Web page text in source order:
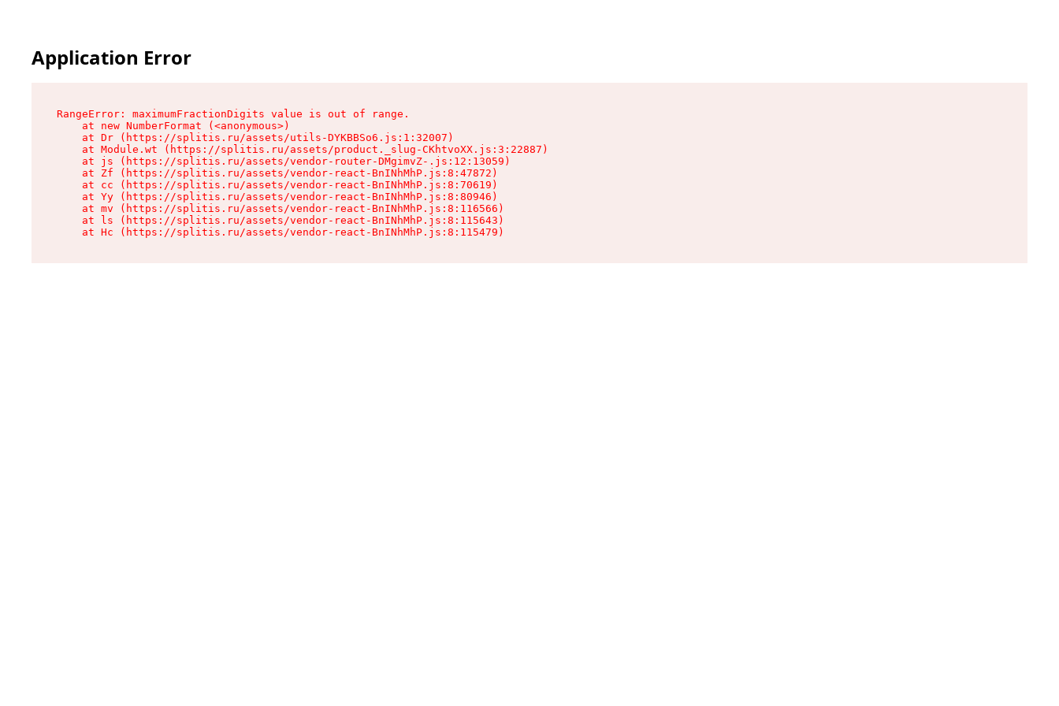
Application Error
RangeError: maximumFractionDigits value is out of range.
    at new NumberFormat (<anonymous>)
    at Dr (https://splitis.ru/assets/utils-DYKBBSo6.js:1:32007)
    at Module.wt (https://splitis.ru/assets/product._slug-CKhtvoXX.js:3:22887)
    at js (https://splitis.ru/assets/vendor-router-DMgimvZ-.js:12:13059)
    at Zf (https://splitis.ru/assets/vendor-react-BnINhMhP.js:8:47872)
    at cc (https://splitis.ru/assets/vendor-react-BnINhMhP.js:8:70619)
    at Yy (https://splitis.ru/assets/vendor-react-BnINhMhP.js:8:80946)
    at mv (https://splitis.ru/assets/vendor-react-BnINhMhP.js:8:116566)
    at ls (https://splitis.ru/assets/vendor-react-BnINhMhP.js:8:115643)
    at Hc (https://splitis.ru/assets/vendor-react-BnINhMhP.js:8:115479)